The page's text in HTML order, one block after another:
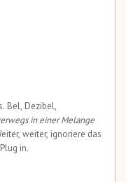
Bel, Dezibel,
in einer Melange
weiter, ignoriere das
in.